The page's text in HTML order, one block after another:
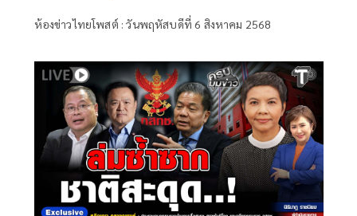
ห้องข่าวไทยโพสต์ : วันพฤหัสบดีที่ 6 สิงหาคม 2568